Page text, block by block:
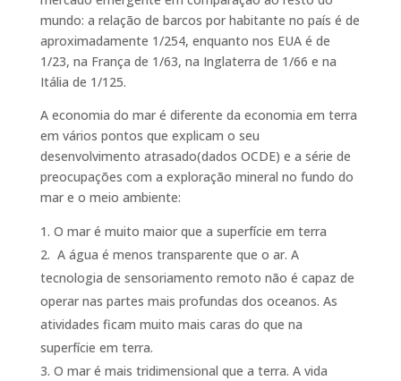
mundo: a relação de barcos por habitante no país é de
aproximadamente 1/254, enquanto nos EUA é de
1/23, na França de 1/63, na Inglaterra de 1/66 e na
Itália de 1/125.
A economia do mar é diferente da economia em terra
em vários pontos que explicam o seu
desenvolvimento atrasado(dados OCDE) e a série de
preocupações com a exploração mineral no fundo do
mar e o meio ambiente:
O mar é muito maior que a superfície em terra
A água é menos transparente que o ar. A
tecnologia de sensoriamento remoto não é capaz de
operar nas partes mais profundas dos oceanos. As
atividades ficam muito mais caras do que na
superfície em terra.
O mar é mais tridimensional que a terra. A vida